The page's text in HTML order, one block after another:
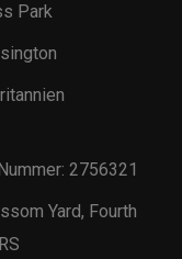
Park
2756321
Yard, Fourth